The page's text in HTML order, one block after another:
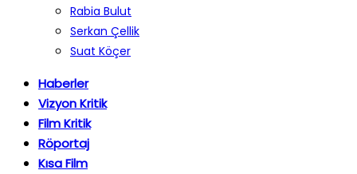
Rabia Bulut
Serkan Çellik
Suat Köçer
Haberler
Vizyon Kritik
Film Kritik
Röportaj
Kısa Film